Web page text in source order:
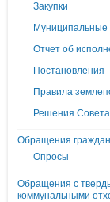
Закупки
Муниципальные
Отчет об
Постановления
Правила
Решения Совета
Обращения граждан
Опросы
Обращения с
коммунальными